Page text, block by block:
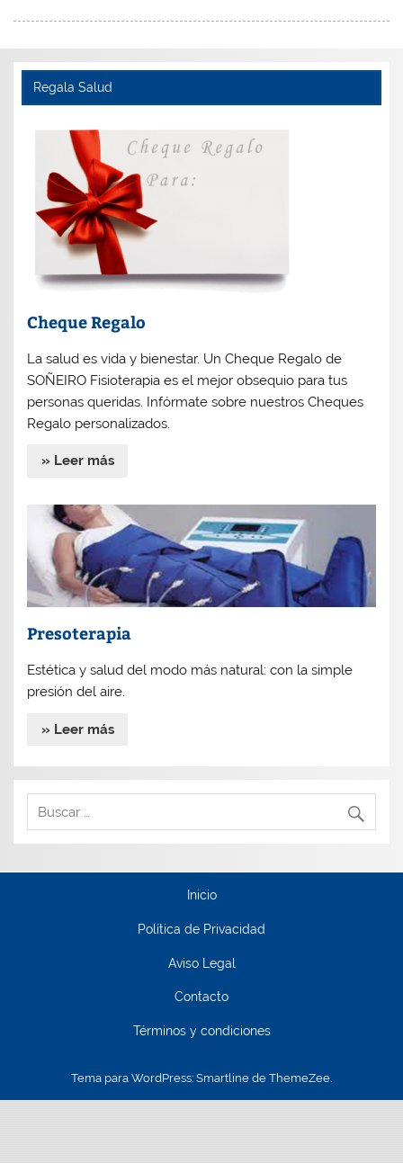
Regala Salud
Cheque Regalo
La salud es vida y bienestar. Un Cheque Regalo de
SOÑEIRO Fisioterapia es el mejor obsequio para tus
personas queridas. Infórmate sobre nuestros Cheques
Regalo personalizados.
» Leer más
Presoterapia
Estética y salud del modo más natural: con la simple
presión del aire.
» Leer más
Inicio
Política de Privacidad
Aviso Legal
Contacto
Términos y condiciones
Tema para WordPress: Smartline de ThemeZee.